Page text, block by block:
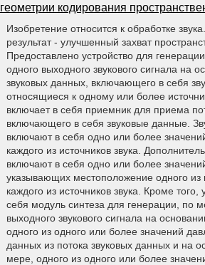
геометрии кодирования
Изобретение относится к обработке
результат - улучшенный захват
Предоставлено устройство для
одного выходного звукового сигнала на
звуковых данных, включающего в себя
относящиеся к одному или более
включает в себя приемник для приема
включающего в себя звуковые данные.
включают в себя одно или более
каждого из источников звука.
включают в себя одно или более
указывающих местоположение одного из
каждого из источников звука. Кроме того,
себя модуль синтеза для генерации, по
выходного звукового сигнала на
одного из одного или более значений
данных из потока звуковых данных и на
мере, одного из одного или более